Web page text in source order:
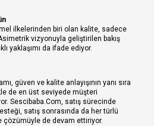
ilkelerinden biri olan kalite, sadece
vizyonuyla geliştirilen bakış
yaklaşımı da ifade ediyor.
güven ve kalite anlayışının yanı sıra
de en üst seviyede müşteri
Sescibaba.Com, satış sürecinde
satış sonrasında da her türlü
çözümüyle de devam ettiriyor.